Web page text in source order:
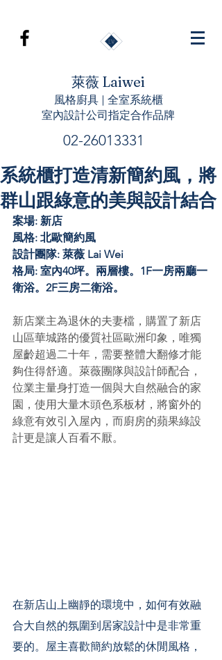
萊薇 Laiwei
風格廚具 | 全室系統櫃
室內設計公司指定合作品牌
02-26013331
系統櫃打造清新簡約風，將
群山跟綠意的美與設計結合
案場: 新店
風格: 北歐簡約風
設計團隊: 萊薇 Lai Wei
格局: 室內40坪。兩層樓。1F一房兩廳一
衛浴。2F三房二衛浴。
新店業主為退休的夫妻檔，購置了新店
山區華城路的優質社區歐洲印象，唯獨
屋齡超過二十年，需要整體大翻修才能
夠住得舒適。萊薇團隊與設計師配合，
位業主量身打造一個與大自然融合的家
園，使用大量木頭色系板材，將窗外的
綠意有效引入屋內，而廚房的蘋果綠設
計更是讓人百看不厭。
在新店山上幽靜的環境中，如何有效融
合大自然的氛圍到居家設計中是非常重
要的。屋主喜歡簡約放鬆的休閒風格，